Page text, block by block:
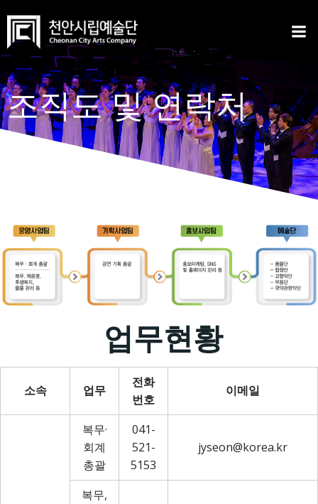
content
조직도 및 연락처
업무현황
소속 업무
전화
번호
이메일
복무·
회계
총괄
041-
521-
5153
jyseon@korea.kr
복무,